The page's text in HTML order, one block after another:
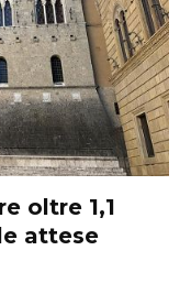
oltre 1,1
attese